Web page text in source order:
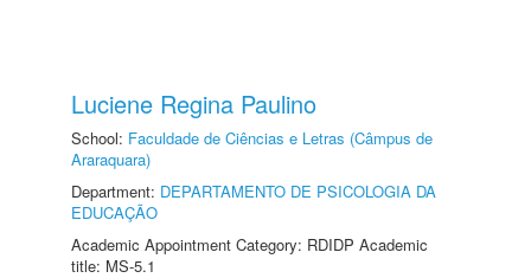
Luciene Regina Paulino
School: Faculdade de Ciências e Letras (Câmpus de
Araraquara)
Department: DEPARTAMENTO DE PSICOLOGIA DA
EDUCAÇÃO
Academic Appointment Category: RDIDP Academic
title: MS-5.1